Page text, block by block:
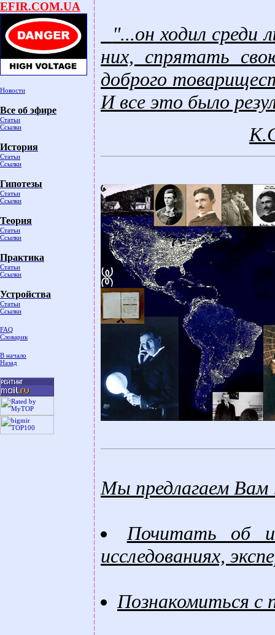
EFIR.COM.UA
Новости
Все об эфире
Статьи
Ссылки
История
Статьи
Ссылки
Гипотезы
Статьи
Ссылки
Теория
Статьи
Ссылки
Практика
Статьи
Ссылки
Устройства
Статьи
Ссылки
FAQ
Словарик
В начало
Назад
"...он ходил среди
них, спрятать
доброго
И все это было
Мы предлагаем Вам
Почитать об
исследованиях,
Познакомиться с